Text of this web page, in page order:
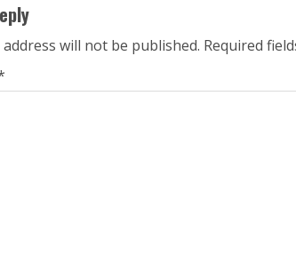
will not be published. Required